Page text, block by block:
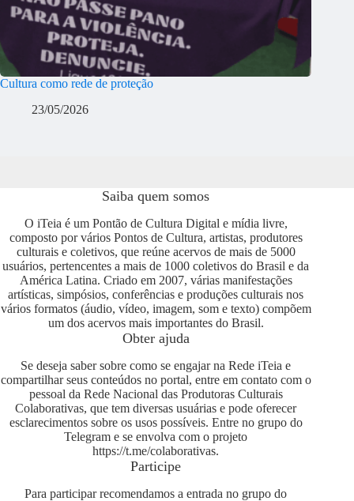
Cultura como rede de proteção
23/05/2026
Saiba quem somos
O iTeia é um Pontão de Cultura Digital e mídia livre,
composto por vários Pontos de Cultura, artistas, produtores
culturais e coletivos, que reúne acervos de mais de 5000
usuários, pertencentes a mais de 1000 coletivos do Brasil e da
América Latina. Criado em 2007, várias manifestações
artísticas, simpósios, conferências e produções culturais nos
vários formatos (áudio, vídeo, imagem, som e texto) compõem
um dos acervos mais importantes do Brasil.
Obter ajuda
Se deseja saber sobre como se engajar na Rede iTeia e
compartilhar seus conteúdos no portal, entre em contato com o
pessoal da Rede Nacional das Produtoras Culturais
Colaborativas, que tem diversas usuárias e pode oferecer
esclarecimentos sobre os usos possíveis. Entre no grupo do
Telegram e se envolva com o projeto
https://t.me/colaborativas.
Participe
Para participar recomendamos a entrada no grupo do